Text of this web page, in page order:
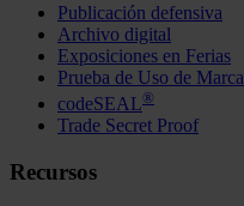
Publicación defensiva
Archivo digital
Exposiciones en Ferias
Prueba de Uso de Marca
codeSEAL®
Trade Secret Proof
Recursos